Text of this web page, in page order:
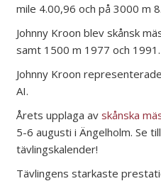
mile 4.00,96 och på 3000 m
Johnny Kroon blev skånsk
samt 1500 m 1977 och 1991.
Johnny Kroon
AI.
Årets upplaga av skånska
5-6 augusti i Ängelholm. Se
tävlingskalender!
Tävlingens starkaste